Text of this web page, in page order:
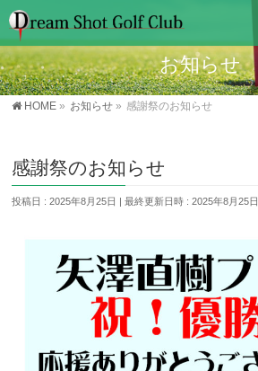
お知らせ
HOME » お知らせ » 感謝祭のお知らせ
感謝祭のお知らせ
投稿日 : 2025年8月25日 最終更新日時 : 2025年8月25日